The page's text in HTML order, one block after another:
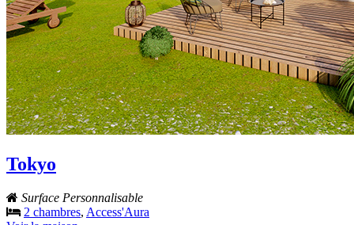
Tokyo
Surface Personnalisable
2 chambres, Access'Aura